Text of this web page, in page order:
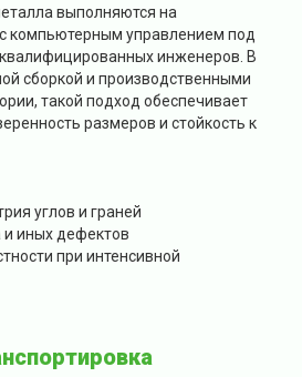
выполняются на
компьютерным управлением под
инженеров. В
сборкой и производственными
такой подход обеспечивает
размеров и стойкость к
углов и граней
и иных дефектов
при интенсивной